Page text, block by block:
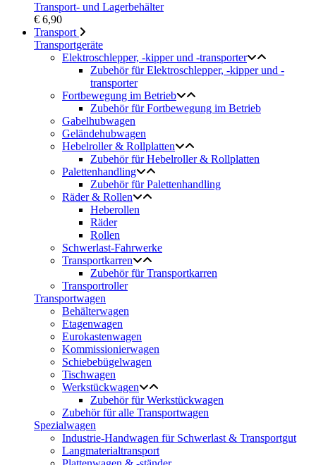
Transport- und Lagerbehälter
€ 6,90
Transport
Transportgeräte
Elektroschlepper, -kipper und -transporter
Zubehör für Elektroschlepper, -kipper und -
transporter
Fortbewegung im Betrieb
Zubehör für Fortbewegung im Betrieb
Gabelhubwagen
Geländehubwagen
Hebelroller & Rollplatten
Zubehör für Hebelroller & Rollplatten
Palettenhandling
Zubehör für Palettenhandling
Räder & Rollen
Heberollen
Räder
Rollen
Schwerlast-Fahrwerke
Transportkarren
Zubehör für Transportkarren
Transportroller
Transportwagen
Behälterwagen
Etagenwagen
Eurokastenwagen
Kommissionierwagen
Schiebebügelwagen
Tischwagen
Werkstückwagen
Zubehör für Werkstückwagen
Zubehör für alle Transportwagen
Spezialwagen
Industrie-Handwagen für Schwerlast & Transportgut
Langmaterialtransport